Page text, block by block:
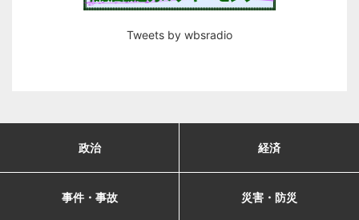
Tweets by wbsradio
政治 経済
事件・事故 災害・防災